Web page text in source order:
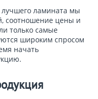
ламината мы
соотношение цены и
только самые
широким спросом
начать